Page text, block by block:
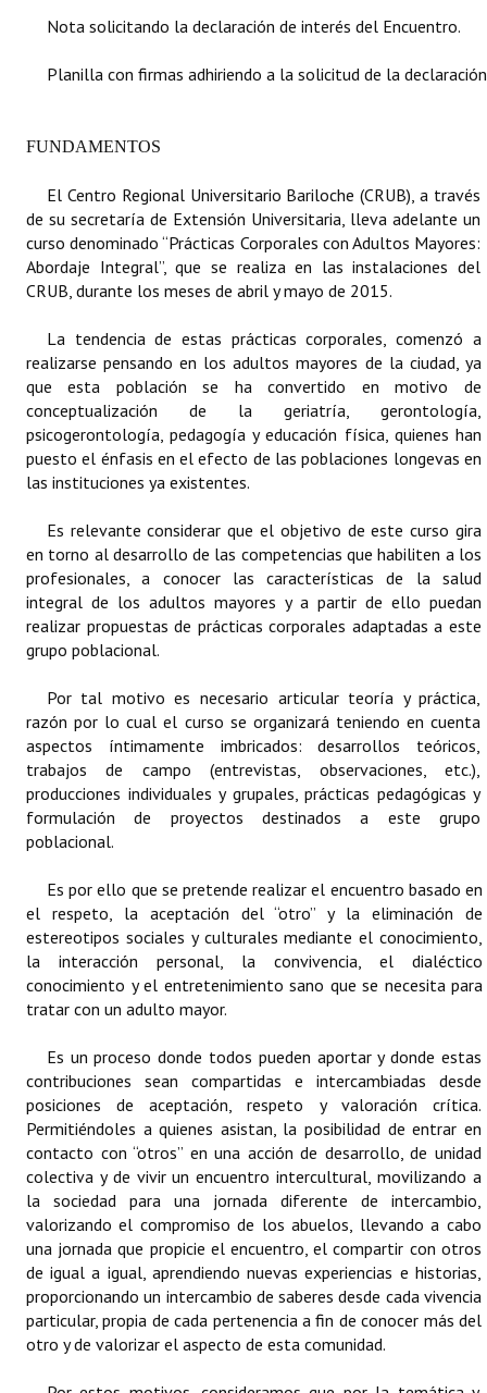
Actas de Sesión
Ejecución Presupuestaria
Actas de Audiencias Públicas
Comunicaciones
Declaraciones
Resoluciones
INSTITUCIONAL
Antiguos Pobladores
Noticias Destacadas
Registros y Distinciones
Datos Históricos
Premio al Mérito - Registro
Audiencias Públicas - Registro
Periodistas Decanos - Registro
Ciudadano Ilustre - Registro
Banca del Vecino - Registro
Huéspedes de Honor - Registro
Antiguos Pobladores - Registro
Reconocimientos - Registro
Bariloche, Municipio intercultural
Entrega de distinciones
REFORMA DE LA CARTA ORGÁNICA
Nota solicitando la declaración de interés del Encuentro.
Planilla con firmas adhiriendo a la solicitud de la
FUNDAMENTOS
El Centro Regional Universitario Bariloche (CRUB), a través
de su secretaría de Extensión Universitaria, lleva adelante un
curso denominado “Prácticas Corporales con Adultos Mayores:
Abordaje Integral”, que se realiza en las instalaciones del
CRUB, durante los meses de abril y mayo de 2015.
La tendencia de estas prácticas corporales, comenzó a
realizarse pensando en los adultos mayores de la ciudad, ya
que esta población se ha convertido en motivo de
conceptualización de la geriatría, gerontología,
psicogerontología, pedagogía y educación física, quienes han
puesto el énfasis en el efecto de las poblaciones longevas en
las instituciones ya existentes.
Es relevante considerar que el objetivo de este curso gira
en torno al desarrollo de las competencias que habiliten a los
profesionales, a conocer las características de la salud
integral de los adultos mayores y a partir de ello puedan
realizar propuestas de prácticas corporales adaptadas a este
grupo poblacional.
Por tal motivo es necesario articular teoría y práctica,
razón por lo cual el curso se organizará teniendo en cuenta
aspectos íntimamente imbricados: desarrollos teóricos,
trabajos de campo (entrevistas, observaciones, etc.),
producciones individuales y grupales, prácticas pedagógicas y
formulación de proyectos destinados a este grupo
poblacional.
Es por ello que se pretende realizar el encuentro basado en
el respeto, la aceptación del “otro” y la eliminación de
estereotipos sociales y culturales mediante el conocimiento,
la interacción personal, la convivencia, el dialéctico
conocimiento y el entretenimiento sano que se necesita para
tratar con un adulto mayor.
Es un proceso donde todos pueden aportar y donde estas
contribuciones sean compartidas e intercambiadas desde
posiciones de aceptación, respeto y valoración crítica.
Permitiéndoles a quienes asistan, la posibilidad de entrar en
contacto con “otros” en una acción de desarrollo, de unidad
colectiva y de vivir un encuentro intercultural, movilizando a
la sociedad para una jornada diferente de intercambio,
valorizando el compromiso de los abuelos, llevando a cabo
una jornada que propicie el encuentro, el compartir con otros
de igual a igual, aprendiendo nuevas experiencias e historias,
proporcionando un intercambio de saberes desde cada vivencia
particular, propia de cada pertenencia a fin de conocer más del
otro y de valorizar el aspecto de esta comunidad.